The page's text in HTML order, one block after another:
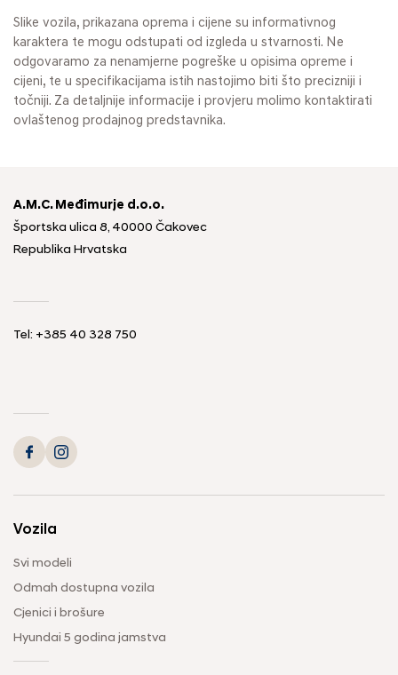
Slike vozila, prikazana oprema i cijene su informativnog
karaktera te mogu odstupati od izgleda u stvarnosti. Ne
odgovaramo za nenamjerne pogreške u opisima opreme i
cijeni, te u specifikacijama istih nastojimo biti što precizniji i
točniji. Za detaljnije informacije i provjeru molimo kontaktirati
ovlaštenog prodajnog predstavnika.
A.M.C. Međimurje d.o.o.
Športska ulica 8, 40000 Čakovec
Republika Hrvatska
Tel: +385 40 328 750
Vozila
Svi modeli
Odmah dostupna vozila
Cjenici i brošure
Hyundai 5 godina jamstva